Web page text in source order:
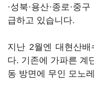
·성북·용산·종로·중
급하고 있습니다.
지난 2월엔 대현산배
다. 기존에 가파른 계
동 방면에 무인 모노